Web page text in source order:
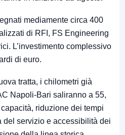
mediamente circa 400
di RFI, FS Engineering
L’investimento complessivo
di euro.
tratta, i chilometri già
Napoli-Bari saliranno a 55,
riduzione dei tempi
del servizio e accessibilità dei